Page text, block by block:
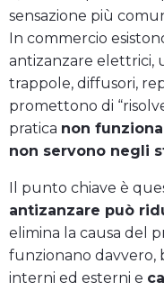
sensazione più
In commercio
antizanzare elettrici,
trappole, diffusori,
promettono di
pratica non
non servono negli
Il punto chiave è
antizanzare può
elimina la causa del
funzionano davvero,
interni ed esterni e